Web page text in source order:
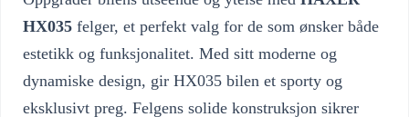
HX035 felger, et perfekt valg for de som ønsker både
estetikk og funksjonalitet. Med sitt moderne og
dynamiske design, gir HX035 bilen et sporty og
eksklusivt preg. Felgens solide konstruksjon sikrer